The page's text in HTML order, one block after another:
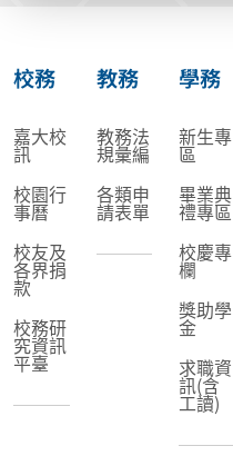
校務
嘉大校
訊
校園行
事曆
校友及
各界捐
款
校務研
究資訊
平臺
教務
教務法
規彙編
各類申
請表單
學務
新生專
區
畢業典
禮專區
校慶專
欄
獎助學
金
求職資
訊(含
工讀)